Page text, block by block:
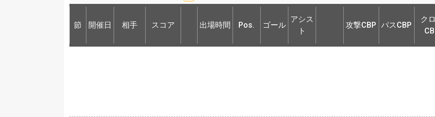
ト
節 開催日 相手 スコア 出場時間 Pos. ゴール
アシス
ト
攻撃CBP パスCBP
ク
節 開催日 相手